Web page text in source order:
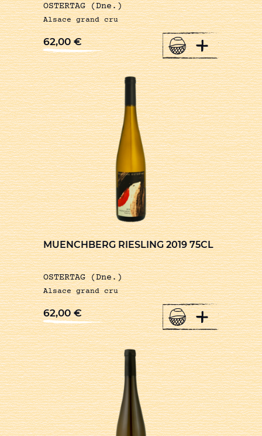
OSTERTAG (Dne.)
Alsace grand cru
62,00€ +
MUENCHBERG RIESLING 2019 75CL
OSTERTAG (Dne.)
Alsace grand cru
62,00€ +